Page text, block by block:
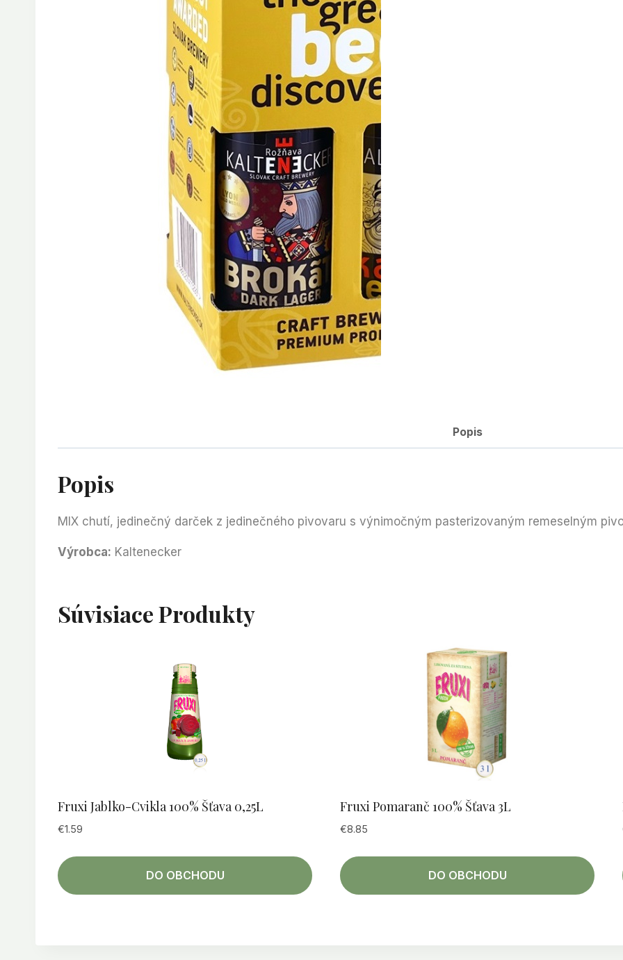
Popis
Popis
MIX chutí, jedinečný darček z jedinečného pivovaru s výnimočným pasterizovaným remeselným
Výrobca: Kaltenecker
Súvisiace Produkty
Fruxi Jablko-Cvikla 100% Šťava 0,25L
€1.59
DO OBCHODU
Fruxi Pomaranč 100% Šťava 3L
€8.85
DO OBCHODU